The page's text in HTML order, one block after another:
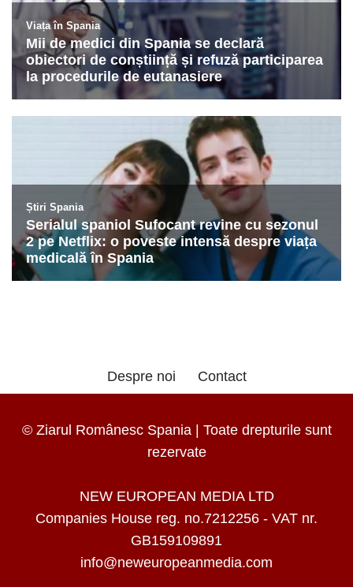
Despre noi Contact
© Ziarul Românesc Spania | Toate drepturile sunt
rezervate
NEW EUROPEAN MEDIA LTD
Companies House reg. no.7212256 - VAT nr.
GB159109891
info@neweuropeanmedia.com